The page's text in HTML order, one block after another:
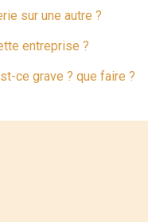
sur une autre ?
entreprise ?
ce grave ? que faire ?